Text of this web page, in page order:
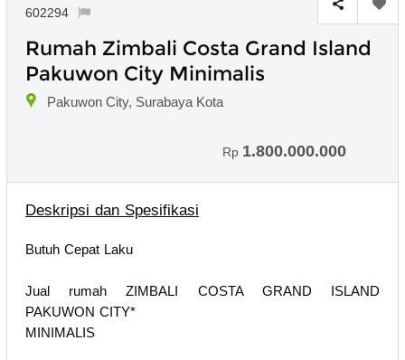
602294
Rumah Zimbali Costa Grand Island
Pakuwon City Minimalis
Pakuwon City, Surabaya Kota
Rp 1.800.000.000
Deskripsi dan Spesifikasi
Butuh Cepat Laku
Jual rumah ZIMBALI COSTA GRAND ISLAND
PAKUWON CITY*
MINIMALIS